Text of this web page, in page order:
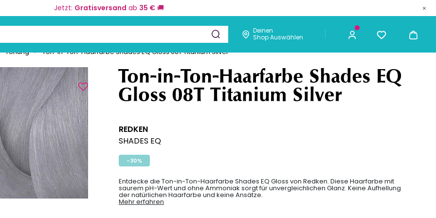
Jetzt: Gratisversand ab 35 € 🚚
Deinen
Shop Auswählen
Kosmetik Männer Chaarmant
16,35 €TO
Tönung Ton-in-Ton-Haarfarbe Shades EQ Gloss 08T Titanium Silver
Ton-in-Ton-Haarfarbe Shades EQ
Gloss 08T Titanium Silver
REDKEN
SHADES EQ
-30%
Entdecke die Ton-in-Ton-Haarfarbe Shades EQ Gloss von Redken. Diese Haarfarbe mit
saurem pH-Wert und ohne Ammoniak sorgt für unvergleichlichen Glanz. Keine Aufhellung
der natürlichen Haarfarbe und keine Ansätze.
Mehr erfahren